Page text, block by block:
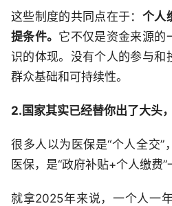
这些制度的共同点在于： 个人
提条件。 它不仅是资金来源的
识的体现。没有个人的参与和
群众基础和可持续性。
2.国家其实已经替你出了大头
很多人以为医保是“个人全交”
医保，是“政府补贴+个人缴费”
就拿2025年来说，一个人一